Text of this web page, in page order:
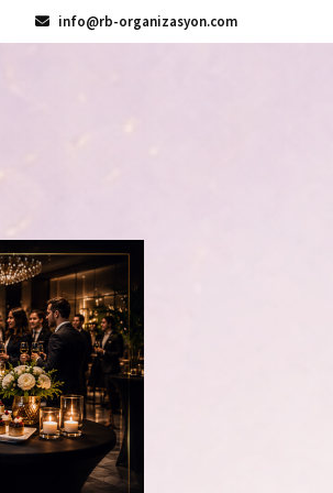
info@rb-organizasyon.com